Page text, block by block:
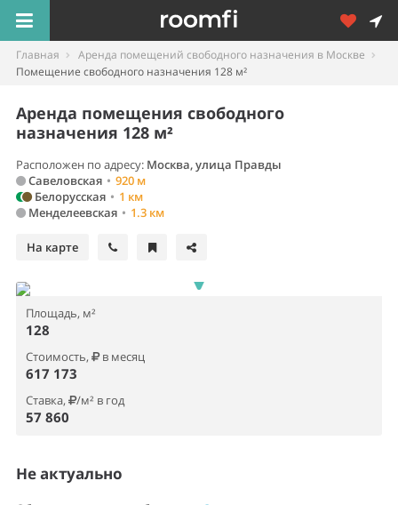
Главная
Аренда помещений свободного назначения в Москве
Помещение свободного назначения 128 м²
Аренда помещения свободного
назначения 128 м²
Расположен по адресу: Москва, улица Правды
Савеловская • 920 м
Белорусская • 1 км
Менделеевская • 1.3 км
На карте
Площадь, м²
128
Стоимость, в месяц
617 173
Ставка, /м² в год
57 860
Не актуально